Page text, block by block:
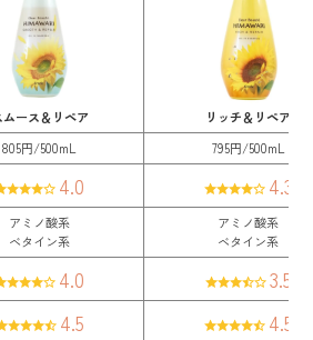
ムース＆リペア
リッチ＆リペア
805円/500mL 795円/500mL
4.0 4.3
アミノ酸系
ベタイン系
アミノ酸系
ベタイン系
4.0 3.5
4.5 4.5